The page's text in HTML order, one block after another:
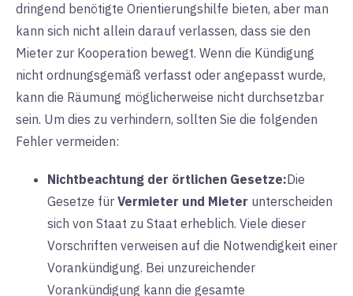
dringend benötigte Orientierungshilfe bieten, aber man
kann sich nicht allein darauf verlassen, dass sie den
Mieter zur Kooperation bewegt. Wenn die Kündigung
nicht ordnungsgemäß verfasst oder angepasst wurde,
kann die Räumung möglicherweise nicht durchsetzbar
sein. Um dies zu verhindern, sollten Sie die folgenden
Fehler vermeiden:
Nichtbeachtung der örtlichen Gesetze:Die
Gesetze für Vermieter und Mieter unterscheiden
sich von Staat zu Staat erheblich. Viele dieser
Vorschriften verweisen auf die Notwendigkeit einer
Vorankündigung. Bei unzureichender
Vorankündigung kann die gesamte